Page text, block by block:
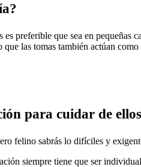
es preferible que sea en
que las tomas también actúan como
para cuidar de ellos
felino sabrás lo difíciles y
siempre tiene que ser